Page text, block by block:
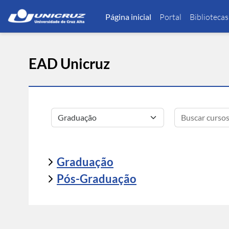
Página inicial
Portal Bibliotecas
EAD Unicruz
Categorias de Cursos
Graduação
Pós-Graduação